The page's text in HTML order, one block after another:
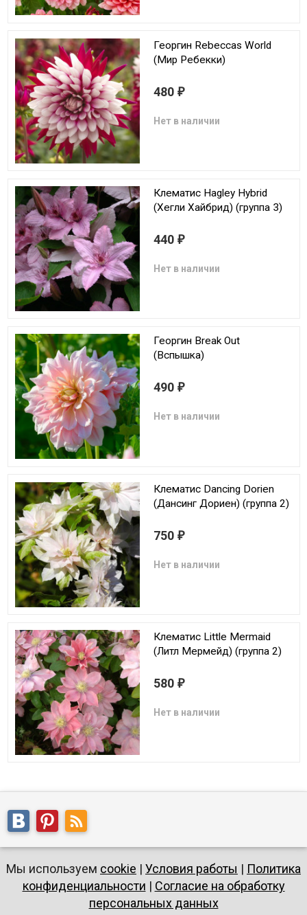
Георгин Rebeccas World
(Мир Ребекки)
480 ₽
Нет в наличии
Клематис Hagley Hybrid
(Хегли Хайбрид) (группа 3)
440 ₽
Нет в наличии
Георгин Break Out
(Вспышка)
490 ₽
Нет в наличии
Клематис Dancing Dorien
(Дансинг Дориен) (группа 2)
750 ₽
Нет в наличии
Клематис Little Mermaid
(Литл Мермейд) (группа 2)
580 ₽
Нет в наличии
Мы используем cookie | Условия работы | Политика
конфиденциальности | Согласие на обработку
персональных данных